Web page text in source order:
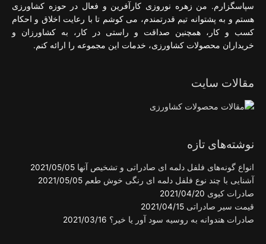
سپاسگزارم. من زهره نوروزی کارآفرین و فعال در حوزه کشاورزی
هستم و به پشتوانه تیم قدرتمندم، می کوشم تا با رعایت اخلاق و احکام
کسب و کار، همچنین صداقت و راستی در کار، به کشاورزان و
خریداران محصولات کشاورزی، خدمات این مجموعه را ارائه کنم.
مقالات سایت
نوشته‌های تازه
انواع گونه‌های فلفل دلمه ای صادراتی و تشخیص آنها 2021/05/05
آشنایی با چند نوع فلفل دلمه ای رنگی خوش طعم 2021/05/05
صادرات کیوی 2021/04/20
قیمت سیر صادراتی 2021/04/15
صادرات هندوانه به روسیه سود آور یا خیر؟ 2021/03/16